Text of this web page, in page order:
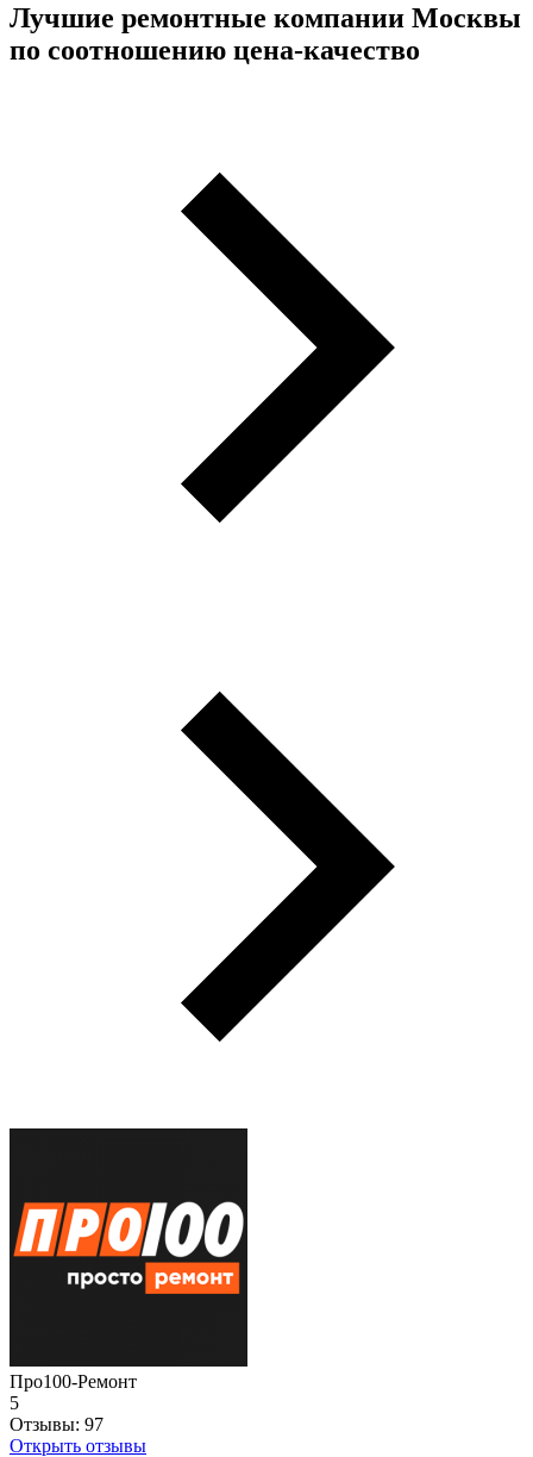
Лучшие ремонтные компании Москвы
по соотношению цена-качество
Про100-Ремонт
5
Отзывы: 97
Открыть отзывы